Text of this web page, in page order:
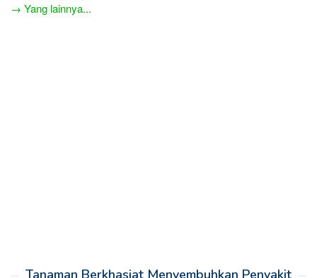
→ Yang lainnya...
Tanaman Berkhasiat Menyembuhkan Penyakit